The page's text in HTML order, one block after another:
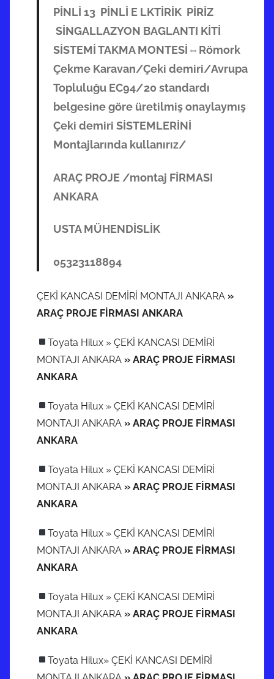
PİNLİ 13 PİNLİ E LKTİRİK PİRİZ
SİNGALLAZYON BAGLANTI KİTİ
SİSTEMİ TAKMA MONTESİ⇔Römork
Çekme Karavan/Çeki demiri/Avrupa
Topluluğu EC94/20 standardı
belgesine göre üretilmiş onaylaymış
Çeki demiri SİSTEMLERİNİ
Montajlarında kullanırız/
ARAÇ PROJE /montaj FİRMASI
ANKARA
USTA MÜHENDİSLİK
05323118894
ÇEKİ KANCASI DEMİRİ MONTAJI ANKARA »
ARAÇ PROJE FİRMASI ANKARA
Toyata Hilux » ÇEKİ KANCASI DEMİRİ
MONTAJI ANKARA » ARAÇ PROJE FİRMASI
ANKARA
Toyata Hilux » ÇEKİ KANCASI DEMİRİ
MONTAJI ANKARA » ARAÇ PROJE FİRMASI
ANKARA
Toyata Hilux » ÇEKİ KANCASI DEMİRİ
MONTAJI ANKARA » ARAÇ PROJE FİRMASI
ANKARA
Toyata Hilux » ÇEKİ KANCASI DEMİRİ
MONTAJI ANKARA » ARAÇ PROJE FİRMASI
ANKARA
Toyata Hilux » ÇEKİ KANCASI DEMİRİ
MONTAJI ANKARA » ARAÇ PROJE FİRMASI
ANKARA
Toyata Hilux» ÇEKİ KANCASI DEMİRİ